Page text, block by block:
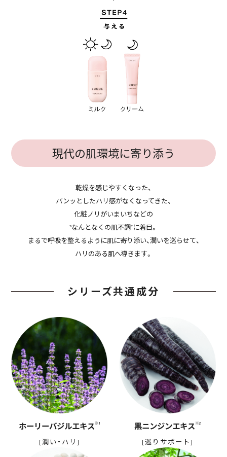
現代の肌環境に寄り添う
乾燥を感じやすくなった、
パンッとしたハリ感がなくなってきた、
化粧ノリがいまいちなどの
“なんとなくの肌不調”に着目。
まるで呼吸を整えるように肌に寄り添い、潤いを巡らせて、
ハリのある肌へ導きます。
シリーズ共通成分
ホーリーバジルエキス ※1
[潤い・ハリ]
黒ニンジンエキス ※2
[巡りサポート]